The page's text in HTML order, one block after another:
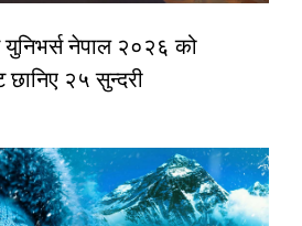
युनिभर्स नेपाल २०२६ को
छानिए २५ सुन्दरी